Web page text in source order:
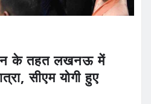
के तहत लखनऊ में
सीएम योगी हुए